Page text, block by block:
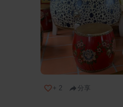
+ 2 分享